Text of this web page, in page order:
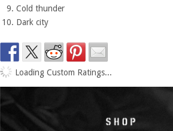
Cold thunder
Dark city
Loading Custom Ratings...